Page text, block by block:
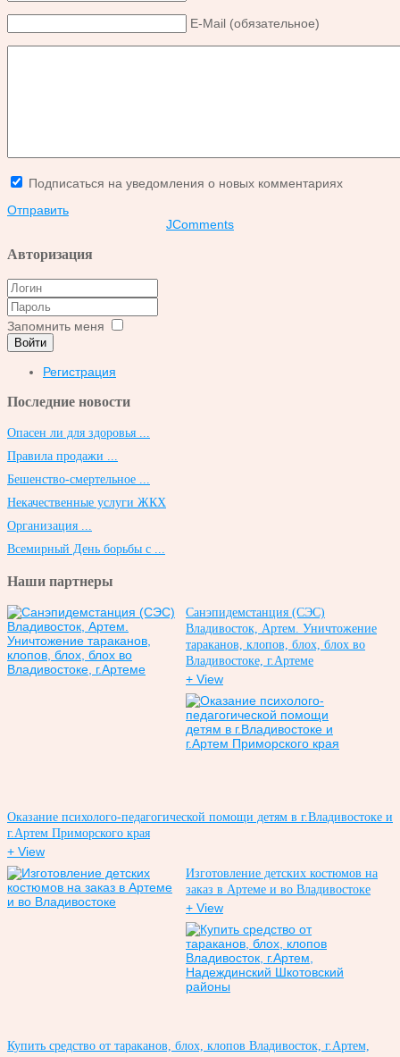
E-Mail (обязательное)
Подписаться на уведомления о новых комментариях
Отправить
JComments
Авторизация
Запомнить меня
Войти
Регистрация
Последние новости
Опасен ли для здоровья ...
Правила продажи ...
Бешенство-смертельное ...
Некачественные услуги ЖКХ
Организация ...
Всемирный День борьбы с ...
Наши партнеры
Санэпидемстанция (СЭС)
Владивосток, Артем. Уничтожение
тараканов, клопов, блох, блох во
Владивостоке, г.Артеме
+ View
Оказание психолого-педагогической помощи детям в г.Владивостоке и
г.Артем Приморского края
+ View
Изготовление детских костюмов на
заказ в Артеме и во Владивостоке
+ View
Купить средство от тараканов, блох, клопов Владивосток, г.Артем,